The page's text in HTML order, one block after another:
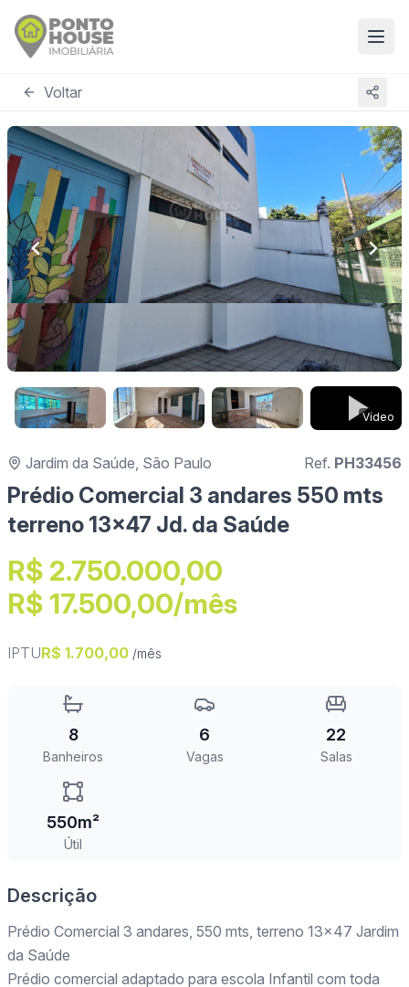
Voltar
Vídeo
Jardim da Saúde, São Paulo Ref. PH33456
Prédio Comercial 3 andares 550 mts
terreno 13x47 Jd. da Saúde
R$ 2.750.000,00
R$ 17.500,00/mês
IPTUR$ 1.700,00 /mês
8
Banheiros
6
Vagas
22
Salas
550m²
Útil
Descrição
Prédio Comercial 3 andares, 550 mts, terreno 13x47 Jardim
da Saúde
Prédio comercial adaptado para escola Infantil com toda